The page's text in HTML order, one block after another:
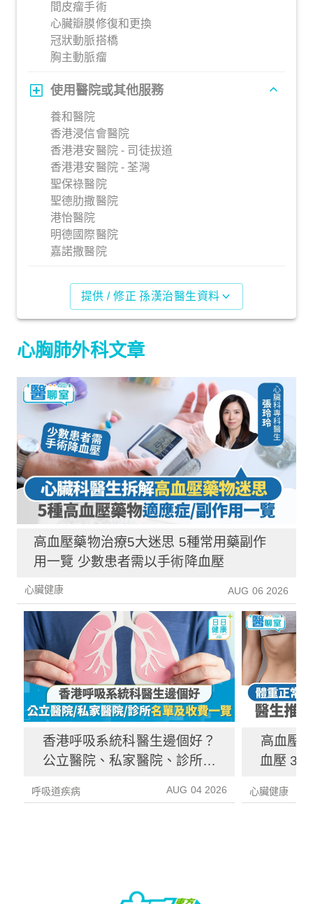
間皮瘤手術
心臟瓣膜修復和更換
冠狀動脈搭橋
胸主動脈瘤
使用醫院或其他服務
養和醫院
香港浸信會醫院
香港港安醫院 - 司徒拔道
香港港安醫院 - 荃灣
聖保祿醫院
聖德肋撒醫院
港怡醫院
明德國際醫院
嘉諾撒醫院
提供 / 修正 孫漢治醫生資料
心胸肺外科文章
高血壓藥物治療5大迷思 5種常用藥副作
用一覽 少數患者需以手術降血壓
心臟健康 AUG 06 2026
香港呼吸系統科醫生邊個好？
公立醫院、私家醫院、診所收
呼吸道疾病 AUG 04 2026
高血壓
血壓 3
心臟健康